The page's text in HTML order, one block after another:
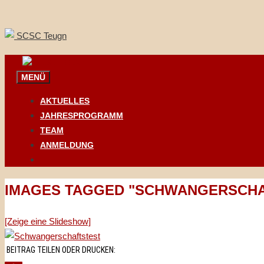
zum
Inhalt
MENÜ
AKTUELLES
JAHRESPROGRAMM
TEAM
ANMELDUNG
IMAGES TAGGED
[Zeige eine Slideshow]
BEITRAG TEILEN ODER DRUCKEN: